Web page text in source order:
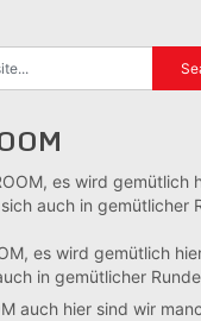
es wird gemütlich
in gemütlicher
auch hier sind wir